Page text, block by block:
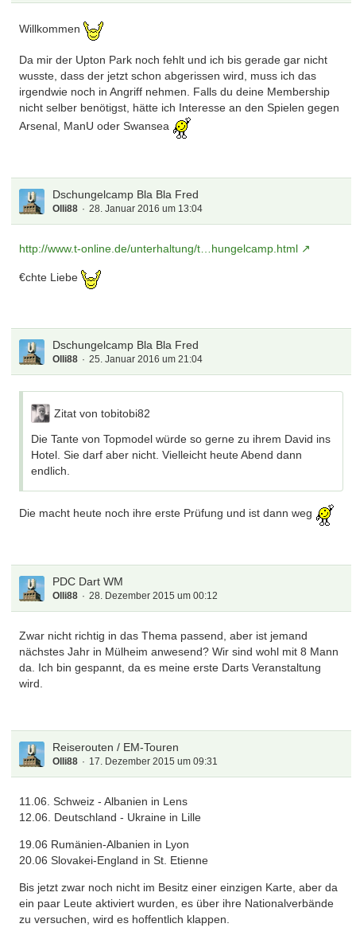
Willkommen
Da mir der Upton Park noch fehlt und ich bis gerade gar nicht
wusste, dass der jetzt schon abgerissen wird, muss ich das
irgendwie noch in Angriff nehmen. Falls du deine Membership
nicht selber benötigst, hätte ich Interesse an den Spielen gegen
Arsenal, ManU oder Swansea
Dschungelcamp Bla Bla Fred
Olli88 28. Januar 2016 um 13:04
http://www.t-online.de/unterhaltung/t…hungelcamp.html
€chte Liebe
Dschungelcamp Bla Bla Fred
Olli88 25. Januar 2016 um 21:04
Zitat von tobitobi82
Die Tante von Topmodel würde so gerne zu ihrem David ins
Hotel. Sie darf aber nicht. Vielleicht heute Abend dann
endlich.
Die macht heute noch ihre erste Prüfung und ist dann weg
PDC Dart WM
Olli88 28. Dezember 2015 um 00:12
Zwar nicht richtig in das Thema passend, aber ist jemand
nächstes Jahr in Mülheim anwesend? Wir sind wohl mit 8 Mann
da. Ich bin gespannt, da es meine erste Darts Veranstaltung
wird.
Reiserouten / EM-Touren
Olli88 17. Dezember 2015 um 09:31
11.06. Schweiz - Albanien in Lens
12.06. Deutschland - Ukraine in Lille
19.06 Rumänien-Albanien in Lyon
20.06 Slovakei-England in St. Etienne
Bis jetzt zwar noch nicht im Besitz einer einzigen Karte, aber da
ein paar Leute aktiviert wurden, es über ihre Nationalverbände
zu versuchen, wird es hoffentlich klappen.